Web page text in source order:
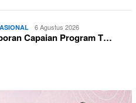
6 Agustus 2026
Capaian Program T…